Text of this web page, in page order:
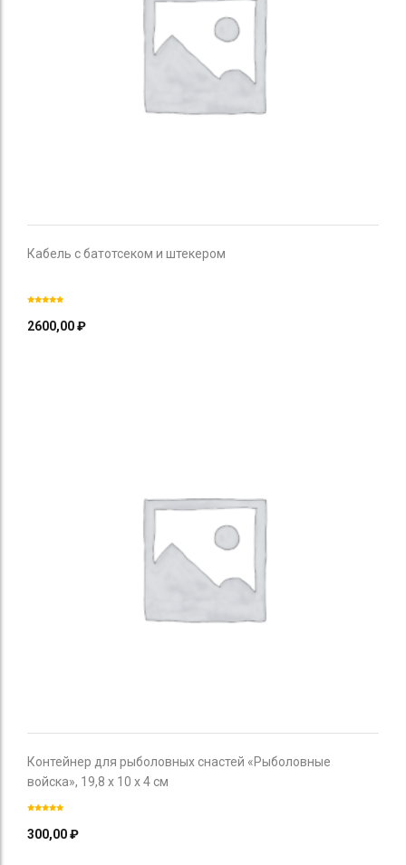
Кабель с батотсеком и штекером
2600,00₽
Контейнер для рыболовных снастей «Рыболовные
войска», 19,8 х 10 х 4 см
300,00₽